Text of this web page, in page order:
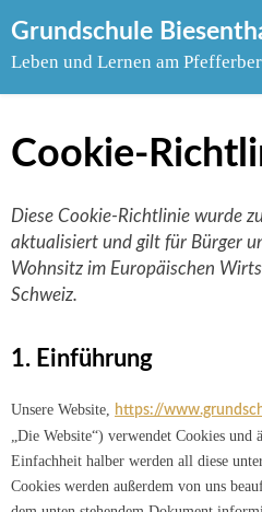
to
Grundschule
Leben und Lernen am
Cookie-
Diese Cookie-Richtlinie wurde
aktualisiert und gilt für Bürger
Wohnsitz im Europäischen
Schweiz.
1. Einführung
Unsere Website, https://
„Die Website“) verwendet Cookies und
Einfachheit halber werden all diese
Cookies werden außerdem von uns